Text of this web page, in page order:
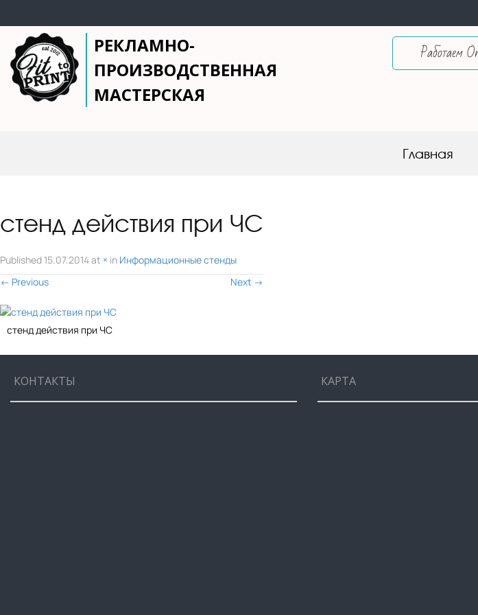
РЕКЛАМНО-
ПРОИЗВОДСТВЕННАЯ
МАСТЕРСКАЯ
Работаем
Skip to content
Главная
стенд действия при ЧС
Published 15.07.2014at × in Информационные стенды
← Previous Next →
стенд действия при ЧС
КОНТАКТЫ КАРТА